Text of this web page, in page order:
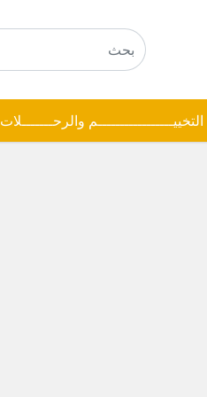
التخييـــــــــــــــــم والرحـــــــلات